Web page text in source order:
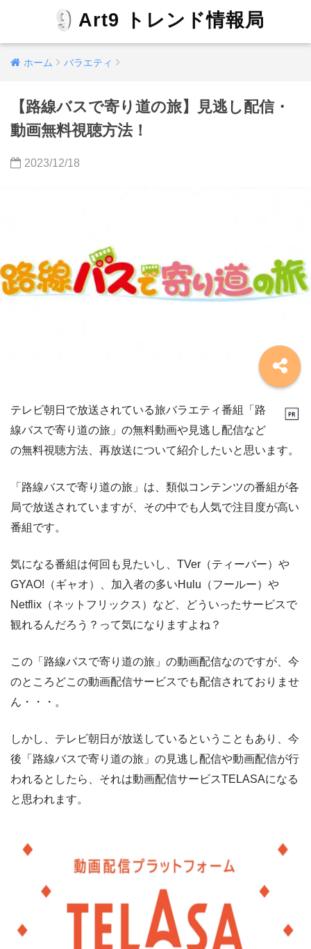
Art9 トレンド情報局
ホーム バラエティ
【路線バスで寄り道の旅】見逃し配信・
動画無料視聴方法！
2023/12/18
テレビ朝日で放送されている旅バラエティ番組「路
線バスで寄り道の旅」の無料動画や見逃し配信など
の無料視聴方法、再放送について紹介したいと思います。
「路線バスで寄り道の旅」は、類似コンテンツの番組が各
局で放送されていますが、その中でも人気で注目度が高い
番組です。
気になる番組は何回も見たいし、TVer（ティーバー）や
GYAO!（ギャオ）、加入者の多いHulu（フールー）や
Netflix（ネットフリックス）など、どういったサービスで
観れるんだろう？って気になりますよね？
この「路線バスで寄り道の旅」の動画配信なのですが、今
のところどこの動画配信サービスでも配信されておりませ
ん・・・。
しかし、テレビ朝日が放送しているということもあり、今
後「路線バスで寄り道の旅」の見逃し配信や動画配信が行
われるとしたら、それは動画配信サービスTELASAになる
と思われます。